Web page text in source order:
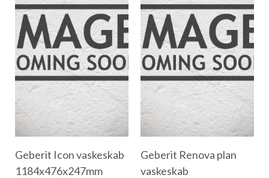
Geberit Icon vaskeskab
1184x476x247mm
Geberit Renova plan
vaskeskab